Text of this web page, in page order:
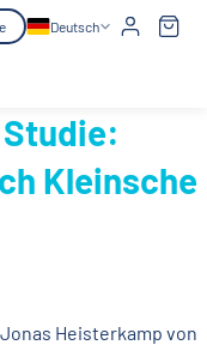
Deutsch
Kleinsche
Heisterkamp von